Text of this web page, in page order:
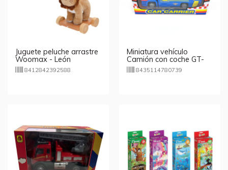
Juguete peluche arrastre
Woomax - León
8412842392588
Miniatura vehículo
Camión con coche GT-
80738435114780739